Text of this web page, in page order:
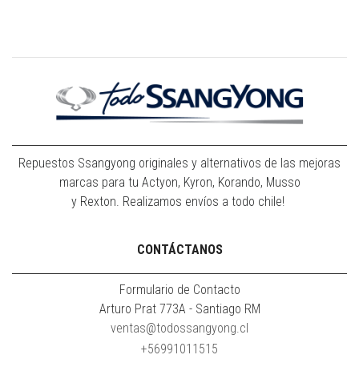
Repuestos Ssangyong originales y alternativos de las mejoras
marcas para tu Actyon, Kyron, Korando, Musso
y Rexton. Realizamos envíos a todo chile!
CONTÁCTANOS
Formulario de Contacto
Arturo Prat 773A - Santiago RM
ventas@todossangyong.cl
+56991011515